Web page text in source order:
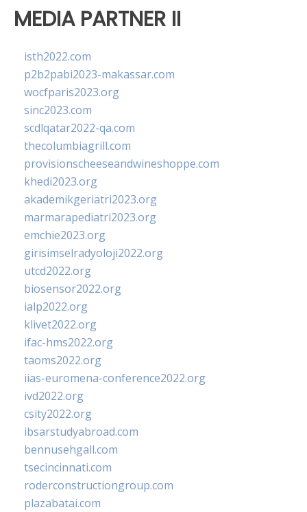
MEDIA PARTNER II
isth2022.com
p2b2pabi2023-makassar.com
wocfparis2023.org
sinc2023.com
scdlqatar2022-qa.com
thecolumbiagrill.com
provisionscheeseandwineshoppe.com
khedi2023.org
akademikgeriatri2023.org
marmarapediatri2023.org
emchie2023.org
girisimselradyoloji2022.org
utcd2022.org
biosensor2022.org
ialp2022.org
klivet2022.org
ifac-hms2022.org
taoms2022.org
iias-euromena-conference2022.org
ivd2022.org
csity2022.org
ibsarstudyabroad.com
bennusehgall.com
tsecincinnati.com
roderconstructiongroup.com
plazabatai.com